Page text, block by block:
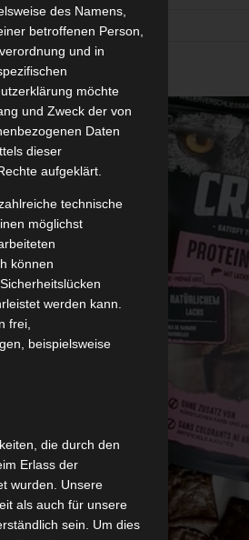
des Namens,
betroffenen Person,
und in
möchte
und Zweck der von
Daten
dieser
aufgeklärt.
technische
möglichst
können
werden kann.
frei,
beispielsweise
die durch den
Erlass der
wurden. Unsere
als auch für unsere
sein. Um dies